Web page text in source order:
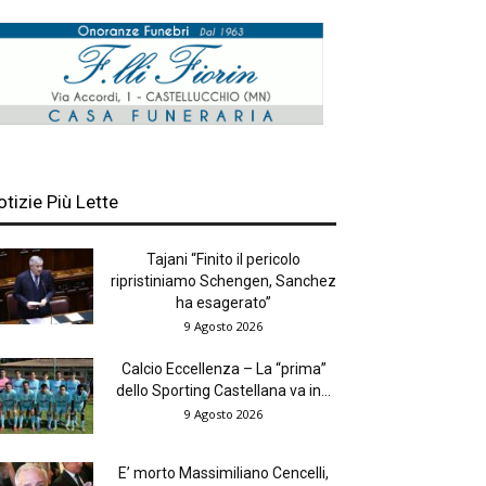
Più Lette
Tajani “Finito il pericolo
ripristiniamo Schengen, Sanchez
ha esagerato”
9 Agosto 2026
Calcio Eccellenza – La “prima”
dello Sporting Castellana va in...
9 Agosto 2026
E’ morto Massimiliano Cencelli,